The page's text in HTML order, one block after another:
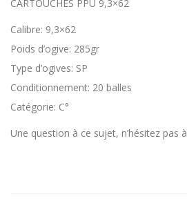
CARTOUCHES PPU 9,3×62
Calibre: 9,3×62
Poids d’ogive: 285gr
Type d’ogives: SP
Conditionnement: 20 balles
Catégorie: C°
Une question à ce sujet, n’hésitez pas à